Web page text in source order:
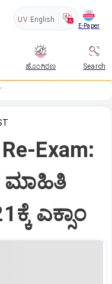
UV English
E-Paper
ಹೊಂಗಿರಣ Search
Exam:
ಮಾಹಿತಿ
ಎಕ್ಸಾಂ